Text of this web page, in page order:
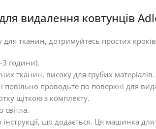
видалення ковтунців
тканин, дотримуйтесь простих
3 години).
тканин, високу для грубих матеріалів.
проводьте по поверхні для
щіткою з комплекту.
світла.
що додається. Ця машинка